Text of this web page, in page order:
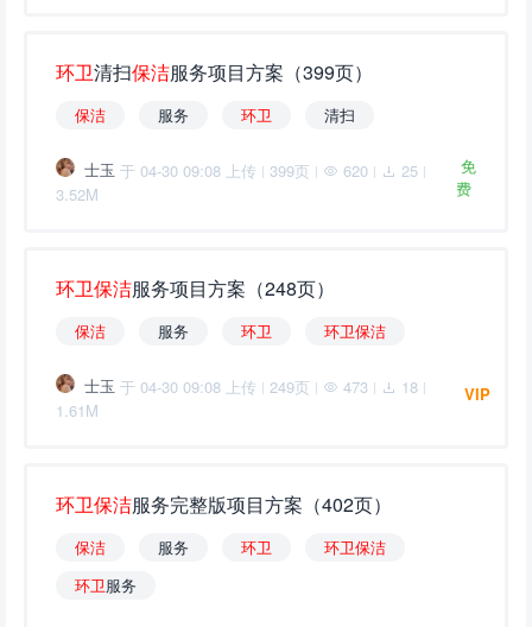
环卫清扫保洁服务项目方案（399页）
保洁 服务 环卫 清扫
士玉 于 04-30 09:08 上传 | 399页 | 620 | 25 |
3.52M
免
费
环卫保洁服务项目方案（248页）
保洁 服务 环卫 环卫保洁
士玉 于 04-30 09:08 上传 | 249页 | 473 | 18 |
1.61M
VIP
环卫保洁服务完整版项目方案（402页）
保洁 服务 环卫 环卫保洁
环卫服务